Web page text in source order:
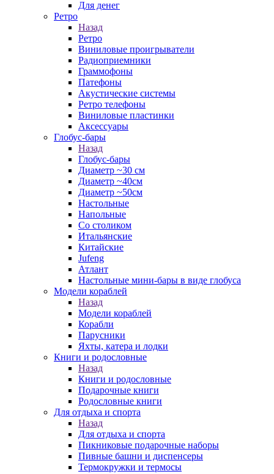
Для денег
Ретро
Назад
Ретро
Виниловые проигрыватели
Радиоприемники
Граммофоны
Патефоны
Акустические системы
Ретро телефоны
Виниловые пластинки
Аксессуары
Глобус-бары
Назад
Глобус-бары
Диаметр ~30 см
Диаметр ~40см
Диаметр ~50см
Настольные
Напольные
Со столиком
Итальянские
Китайские
Jufeng
Атлант
Настольные мини-бары в виде глобуса
Модели кораблей
Назад
Модели кораблей
Корабли
Парусники
Яхты, катера и лодки
Книги и родословные
Назад
Книги и родословные
Подарочные книги
Родословные книги
Для отдыха и спорта
Назад
Для отдыха и спорта
Пикниковые подарочные наборы
Пивные башни и диспенсеры
Термокружки и термосы